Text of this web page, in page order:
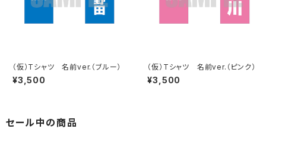
（仮）Tシャツ 名前ver.（ブルー）
¥3,500
（仮）Tシャツ 名前ver.（ピンク）
¥3,500
セール中の商品